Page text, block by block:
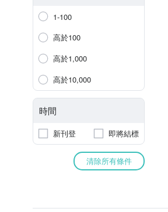
1-100
高於100
高於1,000
高於10,000
時間
新刊登 即將結標
清除所有條件